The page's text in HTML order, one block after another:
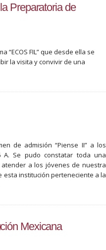
Preparatoria de
“ECOS FIL” que desde ella se
la visita y convivir de una
de admisión “Piense II” a los
A. Se pudo constatar toda una
a los jóvenes de nuestra
institución perteneciente a la
Mexicana